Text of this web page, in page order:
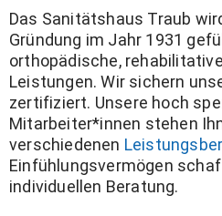
Das Sanitätshaus Traub
Gründung im Jahr 1931
orthopädische,
Leistungen. Wir sichern
zertifiziert. Unsere hoch
Mitarbeiter*innen stehen
verschiedenen
Einfühlungsvermögen
individuellen Beratung.